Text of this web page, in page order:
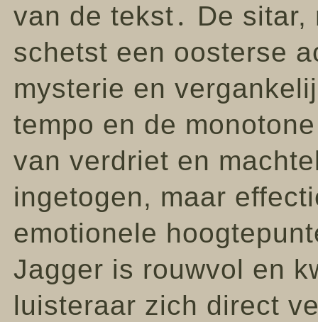
van de tekst․ De
schetst een oosterse
mysterie en
tempo en de
van verdriet en
ingetogen, maar
emotionele
Jagger is rouwvol en
luisteraar zich direct